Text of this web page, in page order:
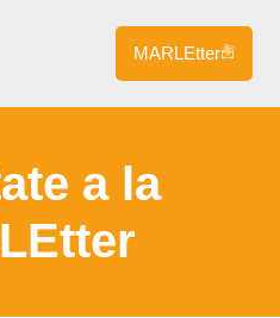
MARLEtter
a la